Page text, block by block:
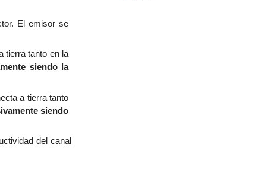
El emisor se
tierra tanto en la
siendo la
a tierra tanto
siendo
del canal